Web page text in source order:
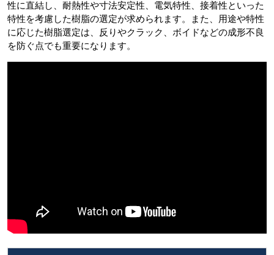
性に直結し、耐熱性や寸法安定性、電気特性、接着性といった
特性を考慮した樹脂の選定が求められます。また、用途や特性
に応じた樹脂選定は、反りやクラック、ボイドなどの成形不良
を防ぐ点でも重要になります。